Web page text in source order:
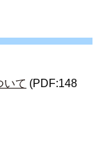
いて (PDF:148